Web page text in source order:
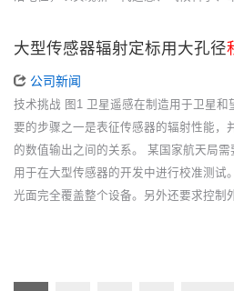
大型传感器辐射定标用大孔径
公司新闻
技术挑战 图1 卫星遥感在制造用于卫星和
要的步骤之一是表征传感器的辐射性能，
的数值输出之间的关系。 某国家航天局需
用于在大型传感器的开发中进行校准测试
光面完全覆盖整个设备。另外还要求控制